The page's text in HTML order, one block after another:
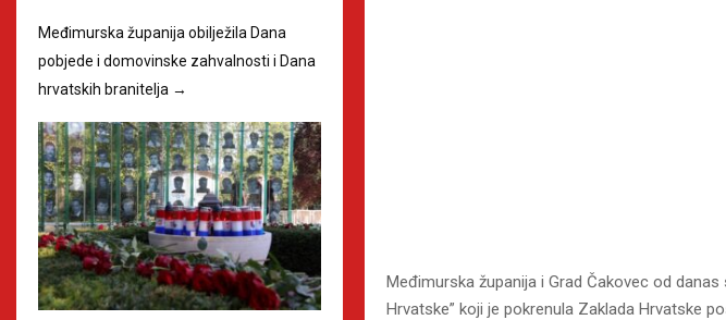
Međimurska županija i Grad Čakovec od
Hrvatske” koji je pokrenula Zaklada Hrvatske
Međimurska županija obilježila Dana
pobjede i domovinske zahvalnosti i Dana
hrvatskih branitelja →